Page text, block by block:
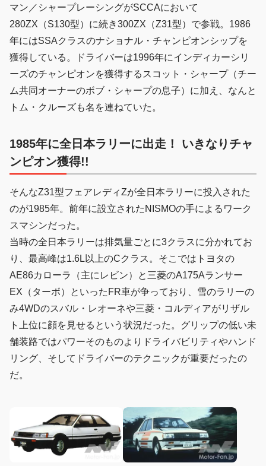
マン／シャープレーシングがSCCAにおいて
280ZX（S130型）に続き300ZX（Z31型）で参戦。1986
年にはSSAクラスのナショナル・チャンピオンシップを
獲得している。ドライバーは1996年にインディカーシリ
ーズのチャンピオンを獲得するスコット・シャープ（チー
ム共同オーナーのボブ・シャープの息子）に加え、なんと
トム・クルーズも名を連ねていた。
1985年に全日本ラリーに出走！ いきなりチャ
ンピオン獲得!!
そんなZ31型フェアレディZが全日本ラリーに投入された
のが1985年。前年に設立されたNISMOの手によるワーク
スマシンだった。
当時の全日本ラリーは排気量ごとに3クラスに分かれてお
り、最高峰は1.6L以上のCクラス。そこではトヨタの
AE86カローラ（主にレビン）と三菱のA175Aランサー
EX（ターボ）といったFR車が争っており、雪のラリーの
み4WDのスバル・レオーネや三菱・コルディアがリザル
ト上位に顔を見せるという状況だった。グリップの低い未
舗装路ではパワーそのものよりドライバビリティやハンド
リング、そしてドライバーのテクニックが重要だったの
だ。